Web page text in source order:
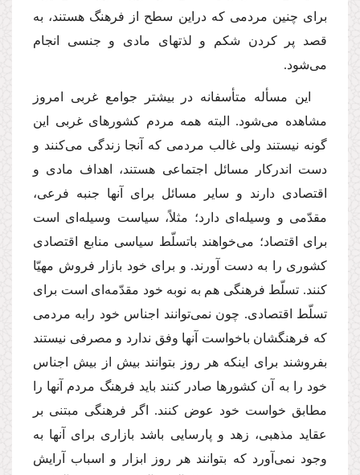
براى چنین مردمى كه دراین سطح از فرهنگ هستند، به
قصد پر كردن شكم و لذتهاى مادى و جنسى انجام‌
مى‌شود.
این مسأله متأسفانه در بیشتر جوامع غربى امروز
مشاهده‌ مى‌شود. البته همه مردم كشورهاى غربى این
گونه نیستند ولى غالب مردمى كه آنجا زندگى‌ مى‌كنند و
دست اندركار مسائل اجتماعى هستند، اهداف مادى و
اقتصادى دارند و سایر مسائل براى آنها جنبه فرعى،
مقدّمى و وسیله‌اى دارد؛ مثلاً، سیاست وسیله‌اى است
براى اقتصاد؛‌ مى‌خواهند باتسلّط سیاسى منابع اقتصادى
كشورى را به دست آورند. و براى خود بازار فروش مهیّا
كنند. تسلّط فرهنگى هم به نوبه خود مقدّمه‌اى است براى
تسلّط اقتصادى. چون نمى‌توانند اجناس خود رابه مردمى
كه فرهنگشان باخواست آنها وفق ندارد و مصرفى نیستند
بفروشند براى اینكه هر روز بتوانند بیش از بیش اجناس
خود را به آن كشورها صادر كنند باید فرهنگ مردم آنها را
مطابق خواست خود عوض كنند. اگر فرهنگى مبتنى بر
عقاید مذهبى، زهد و پارسایى باشد بازارى براى آنها به
وجود نمى‌آورد كه بتوانند هر روز ابزار و اسباب آرایش